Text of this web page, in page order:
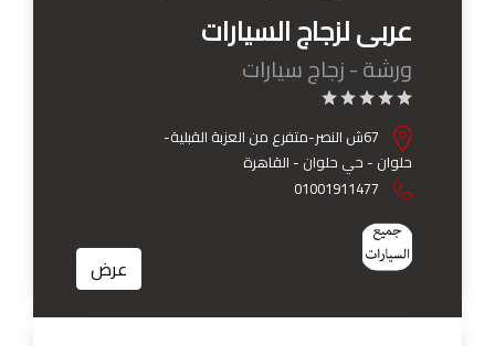
عربى لزجاج السيارات
ورشة - زجاج سيارات
67ش النصر-متفرع من العزبة القبلية-
حلوان - حي حلوان - القاهرة
01001911477
عرض